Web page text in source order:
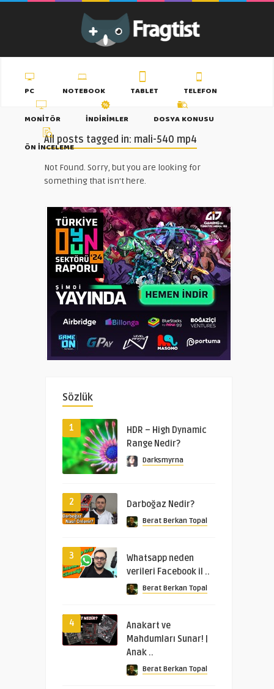
PC NOTEBOOK TABLET
TELEFON
MONITÖR
İNDIRIMLER
DOSYA KONUSU
ÖN İNCELEME
All posts tagged in: mali-540 mp4
Not Found. Sorry, but you are looking for
something that isn't here.
Sözlük
1
HDR – High Dynamic
Range Nedir?
Darksmyrna
2 Darboğaz Nedir?
Berat Berkan Topal
3
Whatsapp neden
verileri Facebook il ..
Berat Berkan Topal
4
Anakart ve
Mahdumları Sunar! |
Anak ..
Berat Berkan Topal